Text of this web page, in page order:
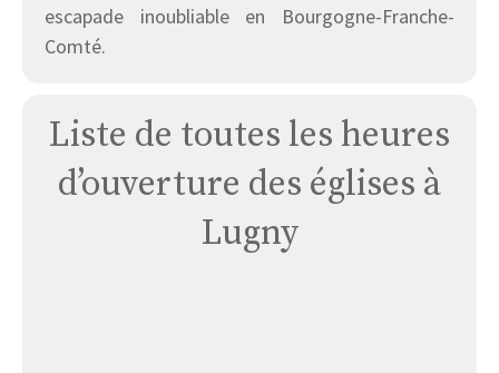
escapade inoubliable en Bourgogne-Franche-
Comté.
Liste de toutes les heures
d’ouverture des églises à
Lugny